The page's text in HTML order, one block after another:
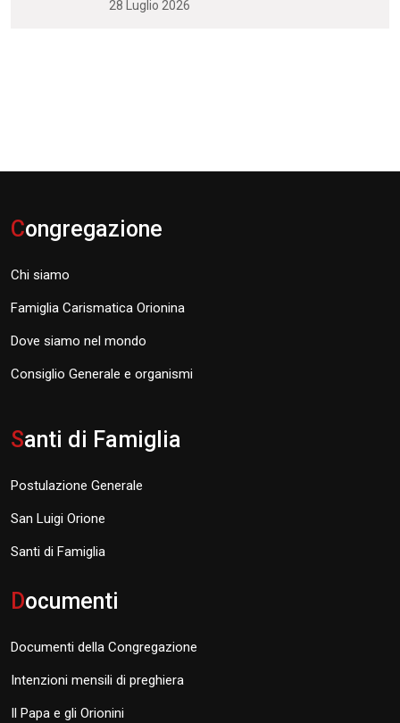
28 Luglio 2026
Congregazione
Chi siamo
Famiglia Carismatica Orionina
Dove siamo nel mondo
Consiglio Generale e organismi
Santi di Famiglia
Postulazione Generale
San Luigi Orione
Santi di Famiglia
Documenti
Documenti della Congregazione
Intenzioni mensili di preghiera
Il Papa e gli Orionini